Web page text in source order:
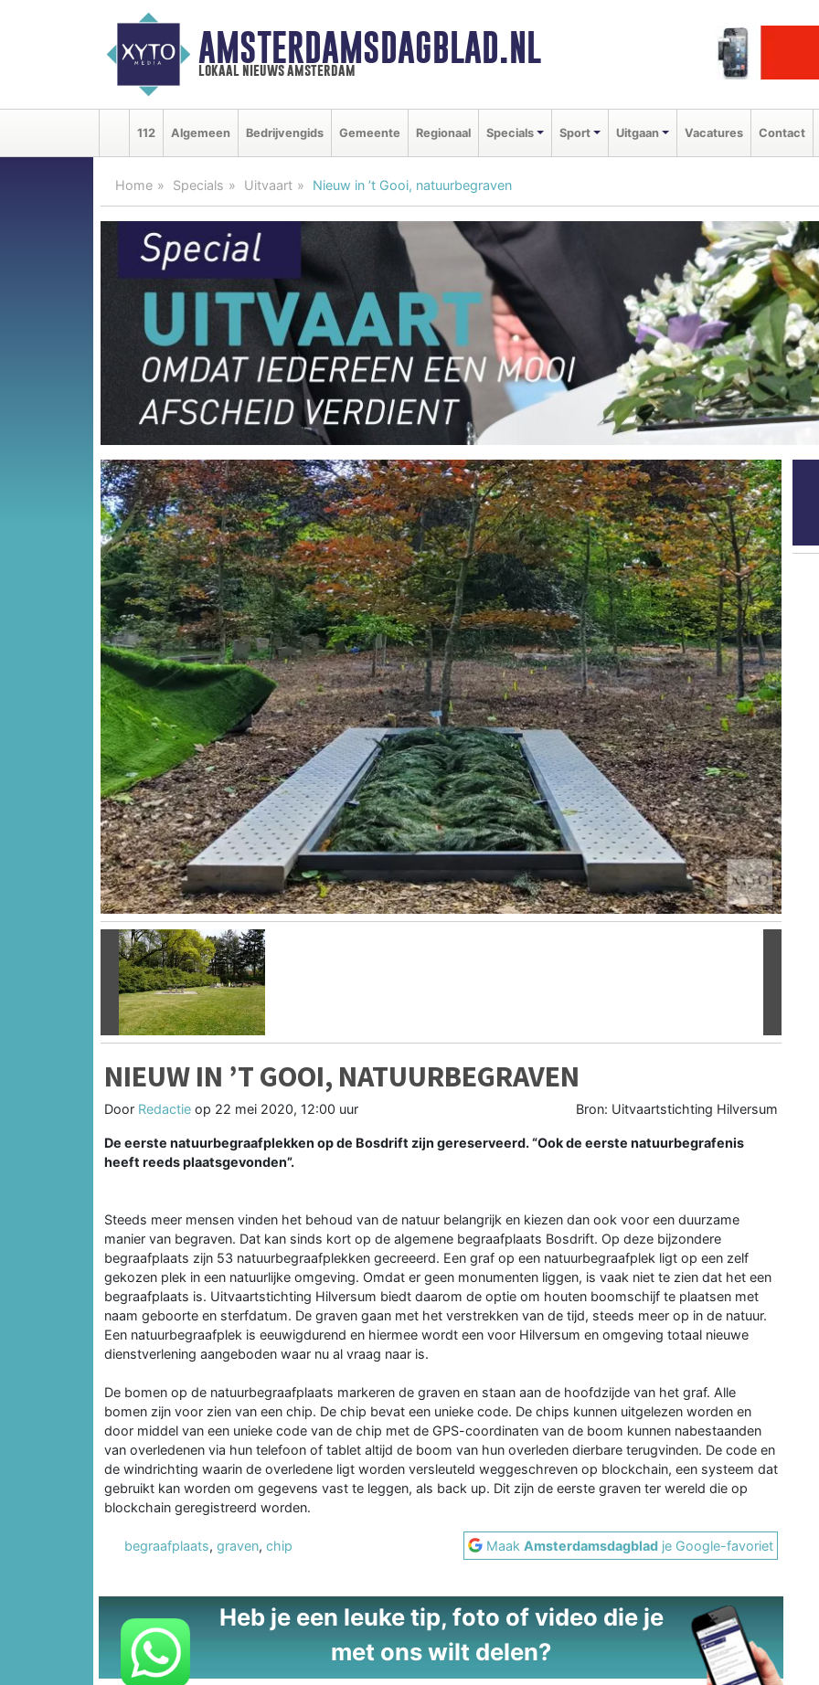
AMSTERDAMSDAGBLAD.NL
lokaal nieuws amsterdam
112 Algemeen Bedrijvengids Gemeente Regionaal Specials Sport Uitgaan Vacatures Contact
Home Specials Uitvaart Nieuw in ’t Gooi, natuurbegraven
Vorige
NIEUW IN ’T GOOI, NATUURBEGRAVEN
Door Redactie op 22 mei 2020, 12:00 uur Bron: Uitvaartstichting Hilversum
De eerste natuurbegraafplekken op de Bosdrift zijn gereserveerd. “Ook de eerste natuurbegrafenis
heeft reeds plaatsgevonden”.
Steeds meer mensen vinden het behoud van de natuur belangrijk en kiezen dan ook voor een duurzame
manier van begraven. Dat kan sinds kort op de algemene begraafplaats Bosdrift. Op deze bijzondere
begraafplaats zijn 53 natuurbegraafplekken gecreeerd. Een graf op een natuurbegraafplek ligt op een zelf
gekozen plek in een natuurlijke omgeving. Omdat er geen monumenten liggen, is vaak niet te zien dat het een
begraafplaats is. Uitvaartstichting Hilversum biedt daarom de optie om houten boomschijf te plaatsen met
naam geboorte en sterfdatum. De graven gaan met het verstrekken van de tijd, steeds meer op in de natuur.
Een natuurbegraafplek is eeuwigdurend en hiermee wordt een voor Hilversum en omgeving totaal nieuwe
dienstverlening aangeboden waar nu al vraag naar is.
De bomen op de natuurbegraafplaats markeren de graven en staan aan de hoofdzijde van het graf. Alle
bomen zijn voor zien van een chip. De chip bevat een unieke code. De chips kunnen uitgelezen worden en
door middel van een unieke code van de chip met de GPS-coordinaten van de boom kunnen nabestaanden
van overledenen via hun telefoon of tablet altijd de boom van hun overleden dierbare terugvinden. De code en
de windrichting waarin de overledene ligt worden versleuteld weggeschreven op blockchain, een systeem dat
gebruikt kan worden om gegevens vast te leggen, als back up. Dit zijn de eerste graven ter wereld die op
blockchain geregistreerd worden.
begraafplaats, graven, chip MaakAmsterdamsdagblad je Google-favoriet
Heb je een leuke tip, foto of video die je
met ons wilt delen?